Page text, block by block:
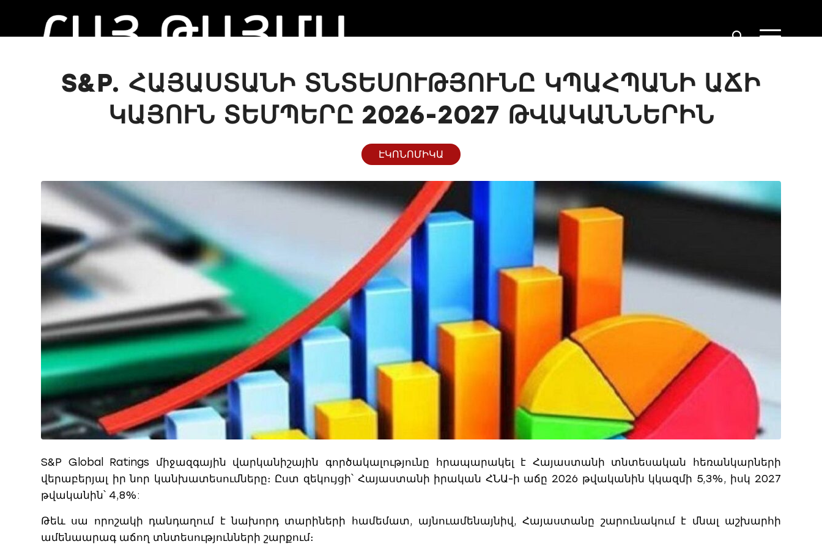
S&P. ՀԱՅԱՍՏԱՆԻ ՏՆՏԵՍՈՒԹՅՈՒՆԸ ԿՊԱՀՊԱՆԻ ԱՃԻ
ԿԱՅՈՒՆ ՏԵՄՊԵՐԸ 2026-2027 ԹՎԱԿԱՆՆԵՐԻՆ
ԷԿՈՆՈՄԻԿԱ
S&P Global Ratings միջազգային վարկանիշային գործակալությունը հրապարակել է Հայաստանի տնտեսական հեռանկարների
վերաբերյալ իր նոր կանխատեսումները։ Ըստ զեկույցի՝ Հայաստանի իրական ՀՆԱ-ի աճը 2026 թվականին կկազմի 5,3%, իսկ 2027
թվականին՝ 4,8%:
Թեև սա որոշակի դանդաղում է նախորդ տարիների համեմատ, այնուամենայնիվ, Հայաստանը շարունակում է մնալ աշխարհի
ամենաարագ աճող տնտեսությունների շարքում։